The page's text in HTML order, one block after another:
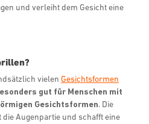
und verleiht dem Gesicht eine
vielen Gesichtsformen
gut für Menschen mit
Gesichtsformen. Die
Augenpartie und schafft eine